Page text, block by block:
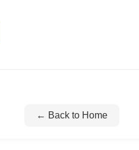
← Back to Home